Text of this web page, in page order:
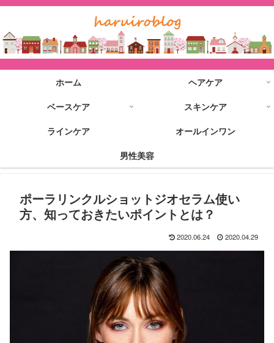
ホーム
ヘアケア
ベースケア
スキンケア
ラインケア
オールインワン
男性美容
ポーラリンクルショットジオセラム使い
方、知っておきたいポイントとは？
2020.06.24 2020.04.29